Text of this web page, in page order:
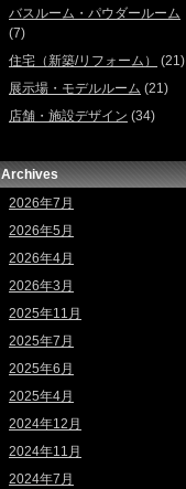
バスルーム・パウダールーム
(7)
住宅（新築/リフォーム）
(21)
展示場・モデルルーム (21)
店舗・施設デザイン (34)
Archives
2026年7月
2026年5月
2026年4月
2026年3月
2025年11月
2025年7月
2025年6月
2025年4月
2024年12月
2024年11月
2024年7月